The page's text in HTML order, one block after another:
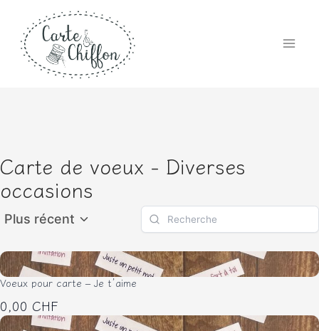
contenu
Carte de voeux - Diverses
occasions
Plus récent
Voeux pour carte – Je t’aime
0,00 CHF